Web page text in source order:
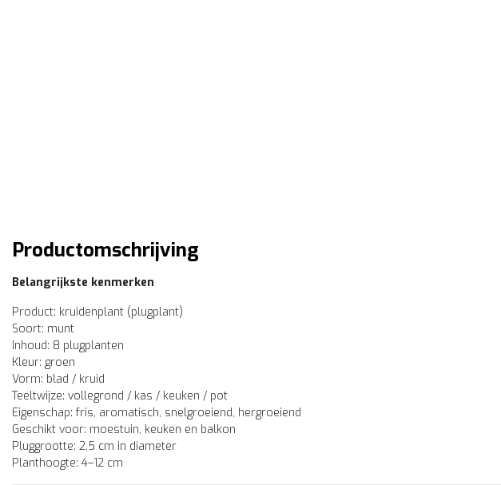
Productomschrijving
Belangrijkste kenmerken
Product: kruidenplant (plugplant)
Soort: munt
Inhoud: 8 plugplanten
Kleur: groen
Vorm: blad / kruid
Teeltwijze: vollegrond / kas / keuken / pot
Eigenschap: fris, aromatisch, snelgroeiend, hergroeiend
Geschikt voor: moestuin, keuken en balkon
Pluggrootte: 2,5 cm in diameter
Planthoogte: 4–12 cm